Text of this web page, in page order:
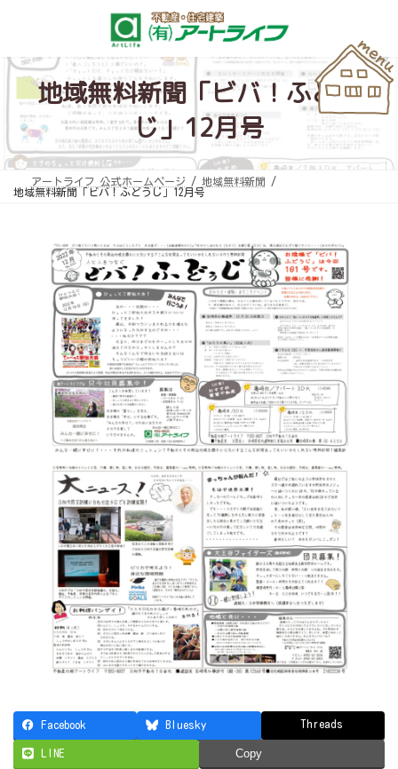
ツ
へ
シ
ョ
地域無料新聞「ビバ！ふどう
じ」12月号
アートライフ 公式ホームページ
地域無料新聞
地域無料新聞「ビバ！ふどうじ」12月号
Facebook Bluesky Threads
LINE Copy